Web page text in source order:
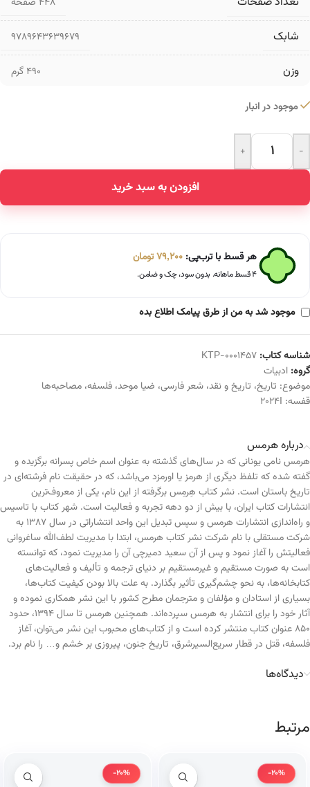
شابک 9789643639679
وزن 490 گرم
موجود در انبار
-
+
افزودن به سبد خرید
Alternative:
هر قسط با ترب‌پی: 79,200تومان
۴ قسط ماهانه. بدون سود، چک و ضامن.
موجود شد به من از طرق پیامک اطلاع بده
شناسه کتاب: KTP-0001457
گروه: ادبیات
موضوع: تاریخ، تاریخ و نقد، شعر فارسی، ضیا موحد، فلسفه، مصاحبه‌ها
قفسه: 2024I
درباره هرمس
هرمس نامی یونانی که در سال‌های گذشته به عنوان اسم خاص پسرانه برگزیده و
گفته شده که تلفظ دیگری از هرمز یا اورمزد می‌باشد، که در حقیقت نام فرشته‌ای در
تاریخ باستان است. نشر کتاب هِرمِس برگرفته از این نام، یکی از معروف‌ترین
انتشارات کتاب ایران، با بیش از دو دهه تجربه و فعالیت است. شهر کتاب با تاسیس
و راه‌اندازی انتشارات هرمس و سپس تبدیل این واحد انتشاراتی در سال ۱۳۸۷ به
شرکت مستقلی با نام شرکت نشر کتاب هرمس، ابتدا با مدیریت لطف‌الله ساغروانی
فعالیتش را آغاز نمود و پس از آن سعید دمیرچی آن را مدیریت نمود، که توانسته
است به صورت مستقیم و غیرمستقیم بر دنیای ترجمه و تألیف و فعالیت‌های
کتابخانه‌ها، به نحو چشم‌گیری تأثیر بگذارد. به علت بالا بودن کیفیت کتاب‌ها،
بسیاری از استادان و مؤلفان و مترجمان مطرح کشور با این نشر همکاری نموده و
آثار خود را برای انتشار به هرمس سپرده‌اند. همچنین هرمس تا سال ۱۳۹۴، حدود
۸۵۰ عنوان کتاب منتشر کرده است و از کتاب‌های محبوب این نشر می‌توان، آغاز
فلسفه، قتل در قطار سریع‌السیرشرق، تاریخ جنون، پیروزی بر خشم و… را نام برد.
دیدگاه‌ها
مرتبط
-20%
-20%